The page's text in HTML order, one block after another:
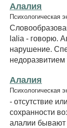
Алалия
Психологическая
lalia - говорю.
нарушение.
недоразвитием
Алалия
Психологическая
- отсутствие
сохранности
алалии бывают